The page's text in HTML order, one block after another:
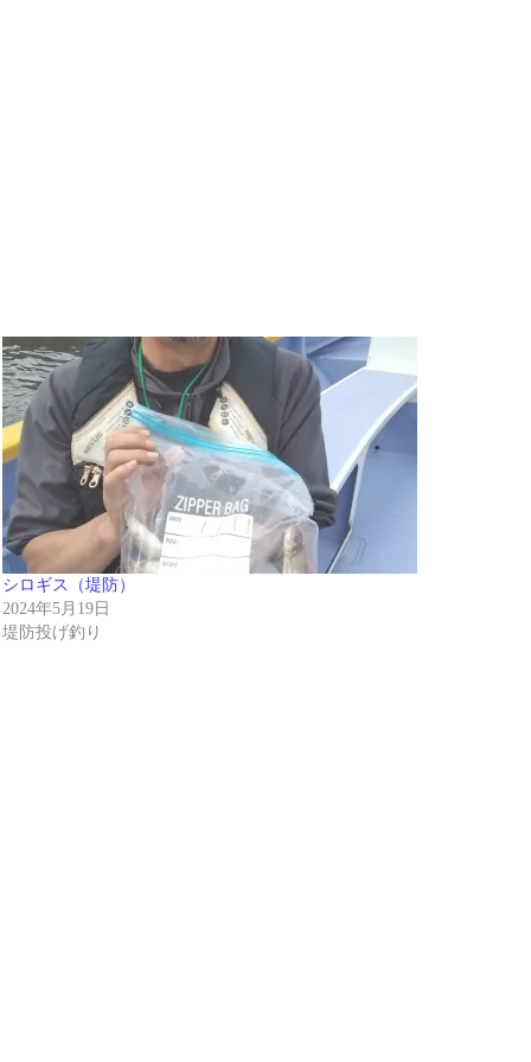
シロギス（堤防）
2024年5月19日
堤防投げ釣り